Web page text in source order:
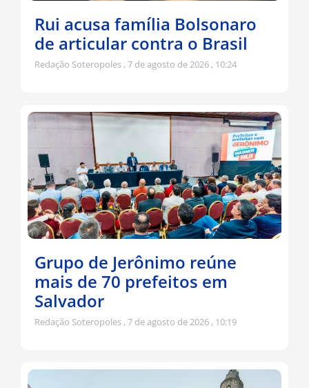
Rui acusa família Bolsonaro
de articular contra o Brasil
Redação Soteropoles 7 de agosto de 2026 10:24
Grupo de Jerônimo reúne
mais de 70 prefeitos em
Salvador
Redação Soteropoles 7 de agosto de 2026 10:19